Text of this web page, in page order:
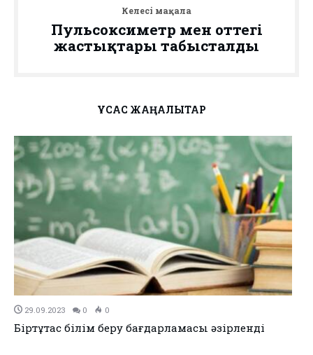
Келесі мақала
Пульсоксиметр мен оттегі
жастықтары табысталды
ҰҚСАС ЖАҢАЛЫҚТАР
29.09.2023 0 0
Біртұтас білім беру бағдарламасы әзірленді